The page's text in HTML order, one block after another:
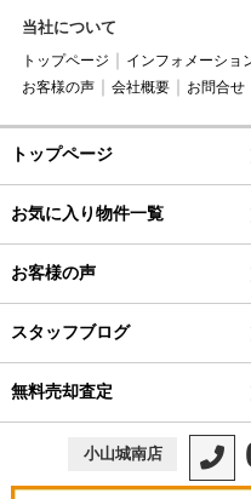
当社について
トップページ インフォメーショ
お客様の声
会社概要 お問合せ
トップページ
お気に入り物件一覧
お客様の声
スタッフブログ
無料売却査定
小山城南店